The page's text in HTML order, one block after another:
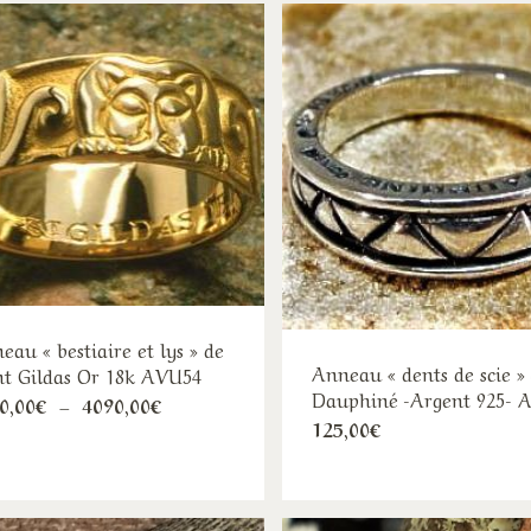
à
4040,00€
plusieurs
variations.
Les
options
peuvent
être
choisies
sur
la
page
du
produit
à
Les
sur
la
du
« bestiaire et lys » de
Gildas Or 18k AVU54
€ – 4090,00€Ce
Anneau « dents de scie
Dauphiné -Argent 925-
125,00€